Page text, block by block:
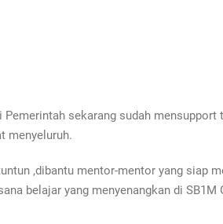
sekarang sudah
menyeluruh.
,dibantu mentor-mentor yang siap
belajar yang menyenangkan di SB1M